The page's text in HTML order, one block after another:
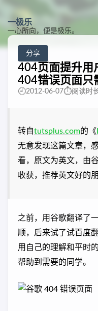
一极乐
一心所向，便是极乐。
分享
404页面提升用
404错误页面只
🕘2012-06-07⏱️阅读时
转自tutsplus.com的《
无意发现这篇文章，
看，原文为英文，由
收获，推荐英文好的
之前，用谷歌翻译了
顺，后来试了试百度
用自己的理解和平时
帮助到需要的同学。